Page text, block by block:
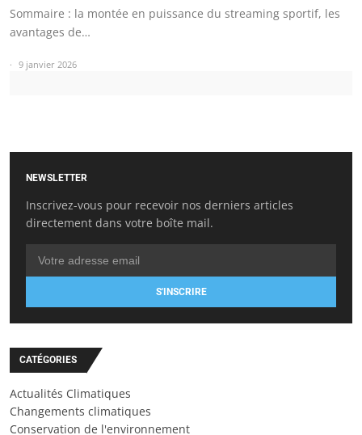
Sommaire : la montée en puissance du streaming sportif, les
avantages de…
9 janvier 2026
NEWSLETTER
Inscrivez-vous pour recevoir nos derniers articles
directement dans votre boîte mail.
S'INSCRIRE
CATÉGORIES
Actualités Climatiques
Changements climatiques
Conservation de l'environnement